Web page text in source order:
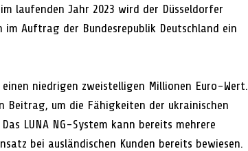
laufenden Jahr 2023 wird der Düsseldorfer
Auftrag der Bundesrepublik Deutschland ein
niedrigen zweistelligen Millionen Euro-Wert.
um die Fähigkeiten der ukrainischen
LUNA NG-System kann bereits mehrere
bei ausländischen Kunden bereits bewiesen.